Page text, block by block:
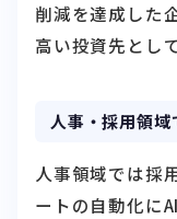
削減を達成した
高い投資先とし
人事・採用領域
人事領域では採
ートの自動化に